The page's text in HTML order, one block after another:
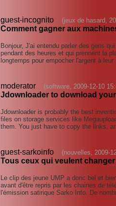
guest-incognito (jeux de hasard,
Comment gagner aux
Bonjour, J'ai entendu parler des gens
pendant des heures et qui prennent la
longtemps pour empocher l'argent à
moderator (software, 2009-12-10
Jdownloader to download
Jdownloader is probably the best
files on storage services like
them. You just have to copy the links,
guest-sarkoinfo (nouvelles, 2009-
Tous ceux qui veulent
Le clip des jeune UMP a donc bel et
avant d'être repris par les chaines de
l'émission satirique Sarko Info. De